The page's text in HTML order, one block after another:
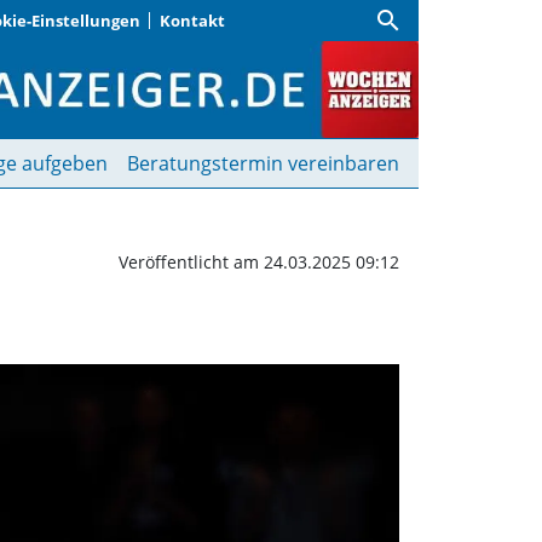
Einstellungen Kontakt search
die Play offs |
aufgeben Beratungstermin vereinbaren
Veröffentlicht am 24.03.2025 09:12